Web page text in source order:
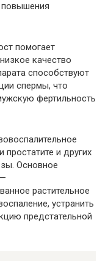
повышения
помогает
качество
способствуют
спермы, что
фертильность
и других
Основное
растительное
устранить
предстательной